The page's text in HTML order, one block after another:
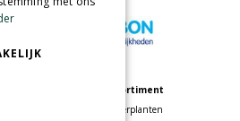
Assortiment
Kamerplanten